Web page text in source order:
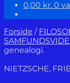
0,00 kr. 0
Forside /
genealogi.
NIETZSCHE,